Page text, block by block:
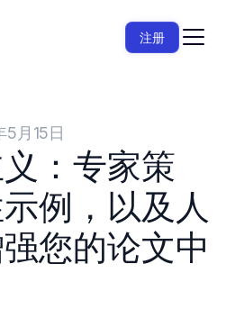
注册
月15日
：专家策
例，以及人
您的论文中